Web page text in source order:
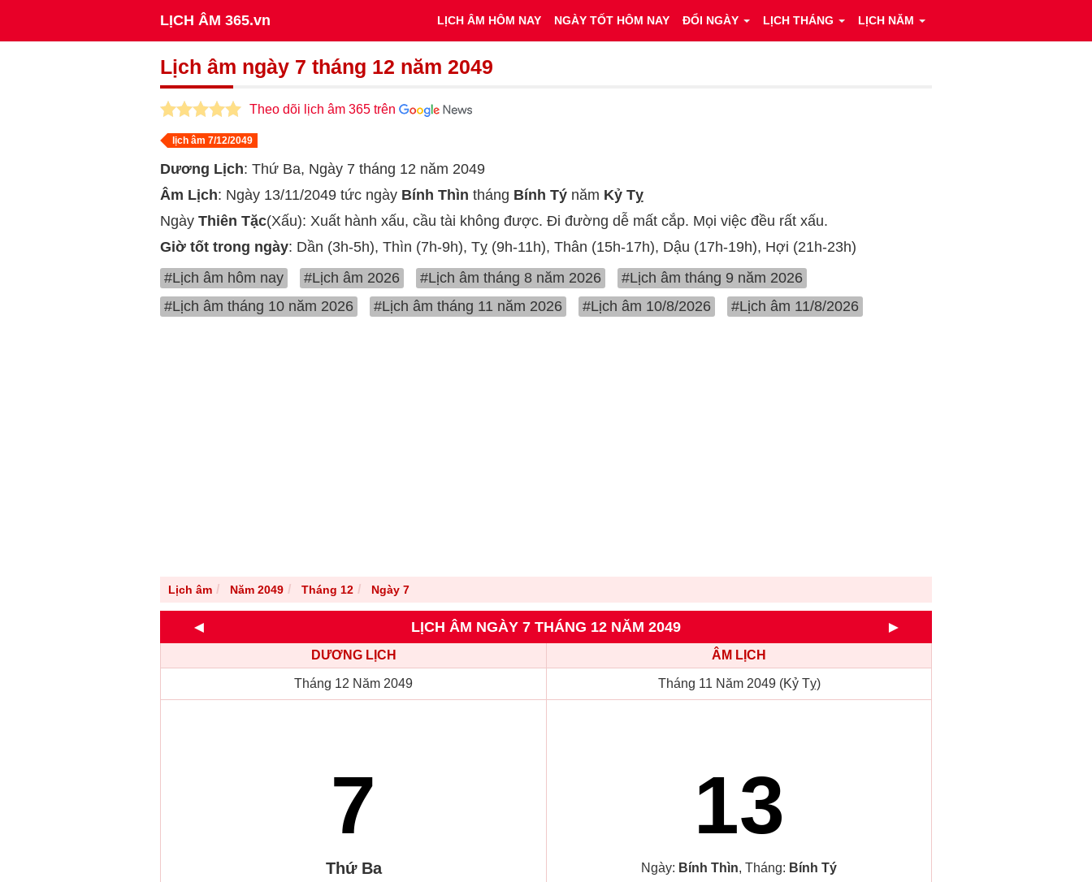
LỊCH ÂM 365.vn LỊCH ÂM HÔM NAY NGÀY TỐT HÔM NAY ĐỔI NGÀY LỊCH THÁNG LỊCH NĂM
Lịch âm ngày 7 tháng 12 năm 2049
Theo dõi lịch âm 365 trên
lịch âm 7/12/2049
Dương Lịch: Thứ Ba, Ngày 7 tháng 12 năm 2049
Âm Lịch: Ngày 13/11/2049 tức ngày Bính Thìn tháng Bính Tý năm Kỷ Tỵ
Ngày Thiên Tặc(Xấu): Xuất hành xấu, cầu tài không được. Đi đường dễ mất cắp. Mọi việc đều rất xấu.
Giờ tốt trong ngày: Dần (3h-5h), Thìn (7h-9h), Tỵ (9h-11h), Thân (15h-17h), Dậu (17h-19h), Hợi (21h-23h)
#Lịch âm hôm nay
#Lịch âm 2026 #Lịch âm tháng 8 năm 2026
#Lịch âm tháng 9 năm 2026
#Lịch âm tháng 10 năm 2026
#Lịch âm tháng 11 năm 2026 #Lịch âm 10/8/2026 #Lịch âm 11/8/2026
Lịch âm Năm 2049 Tháng 12 Ngày 7
◄ LỊCH ÂM NGÀY 7 THÁNG 12 NĂM 2049 ►
DƯƠNG LỊCH ÂM LỊCH
Tháng 12 Năm 2049 Tháng 11 Năm 2049 (Kỷ Tỵ)
7
Thứ Ba
13
Ngày: Bính Thìn, Tháng: Bính Tý